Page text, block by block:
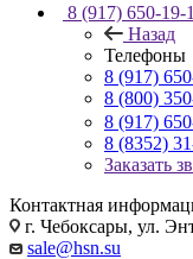
8 (917) 650-19-
Назад
Телефоны
8 (917)
8 (800)
8 (917)
8 (8352)
Заказать
Контактная
г. Чебоксары, ул.
sale@hsn.su